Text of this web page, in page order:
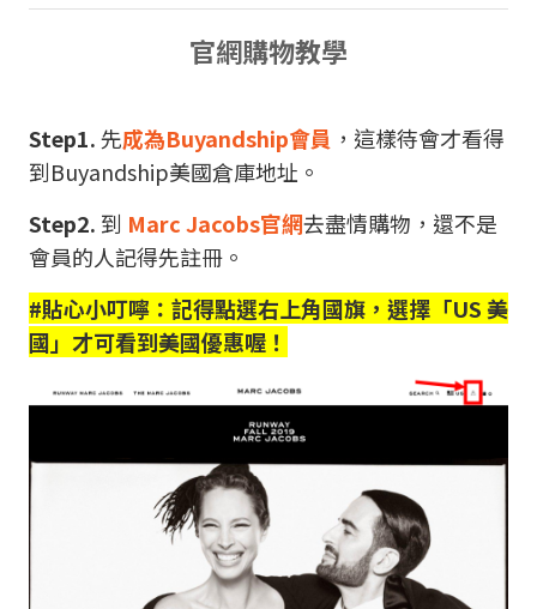
官網購物教學
Step1.先成為Buyandship會員 ，這樣待會才看得
到Buyandship美國倉庫地址。
Step2. 到 Marc Jacobs官網去盡情購物，還不是
會員的人記得先註冊。
#貼心小叮嚀：記得點選右上角國旗，選擇「US 美
國」才可看到美國優惠喔！